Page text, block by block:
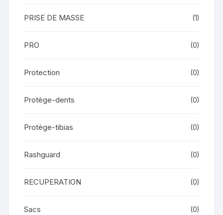
PRISE DE MASSE (1)
PRO (0)
Protection (0)
Protège-dents (0)
Protège-tibias (0)
Rashguard (0)
RECUPERATION (0)
Sacs (0)